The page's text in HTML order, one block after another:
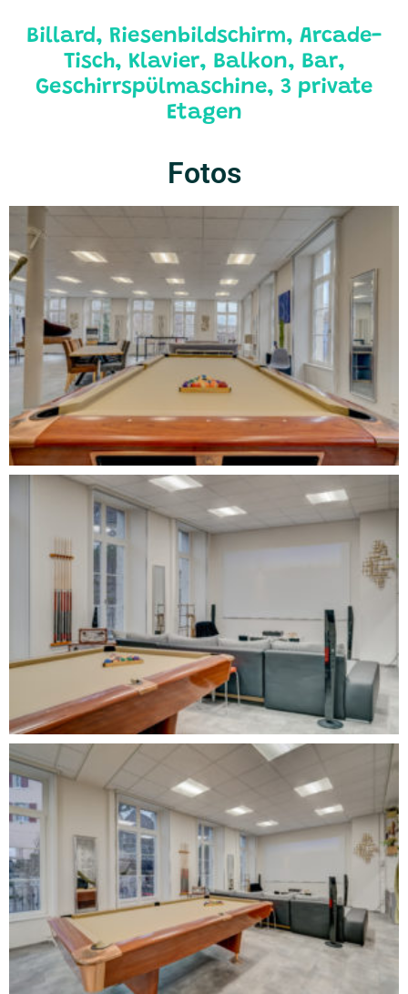
Billard, Riesenbildschirm, Arcade-
Tisch, Klavier, Balkon, Bar,
Geschirrspülmaschine, 3 private
Etagen
Fotos